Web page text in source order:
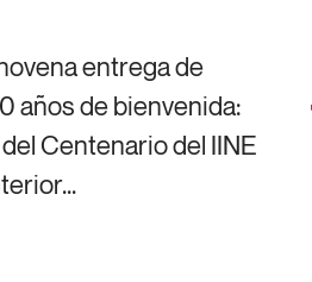
entrega de
años de bienvenida:
Centenario del IINE